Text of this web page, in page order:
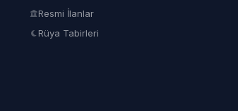
Resmi İlanlar
Rüya Tabirleri